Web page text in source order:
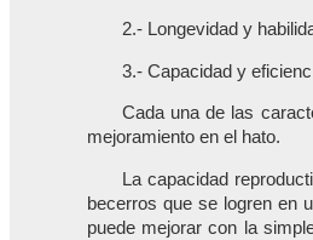
2.- Longevidad y
3.- Capacidad y
Cada una de las
mejoramiento en el hato.
La capacidad
becerros que se logren en
puede mejorar con la